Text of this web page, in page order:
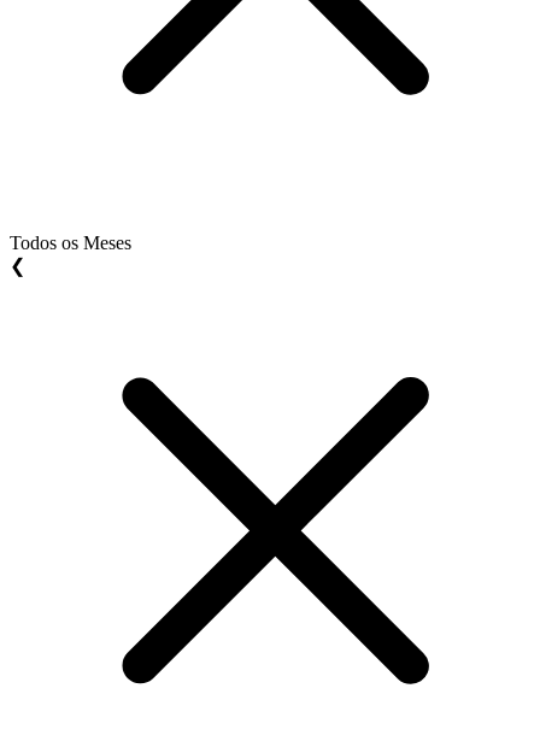
Todos os Meses
❮